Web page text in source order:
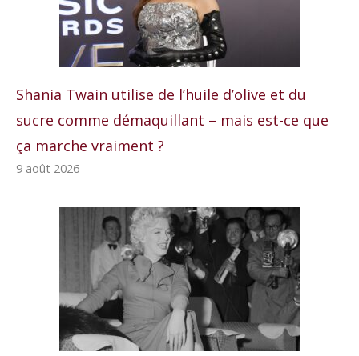
Shania Twain utilise de l’huile d’olive et du
sucre comme démaquillant – mais est-ce que
ça marche vraiment ?
9 août 2026